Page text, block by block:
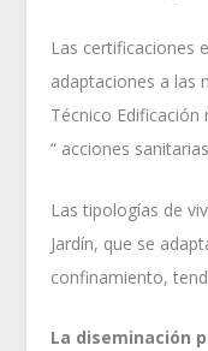
Las certificaciones
adaptaciones a las
Técnico
“ acciones
Las tipologías de
Jardín, que se
confinamiento,
La diseminación